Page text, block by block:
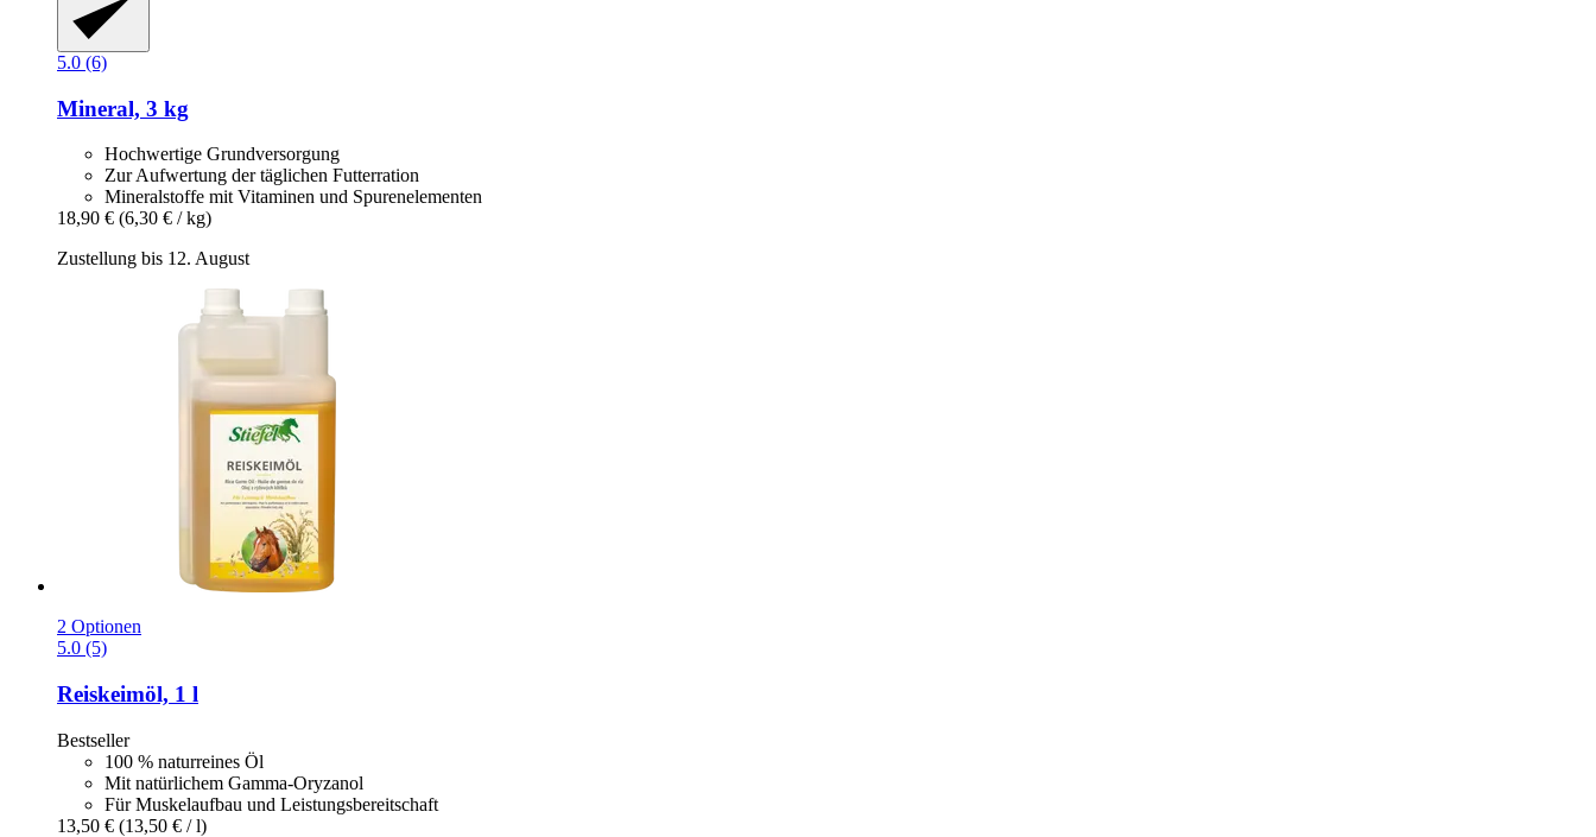
5.0 (6)
Mineral, 3 kg
Hochwertige Grundversorgung
Zur Aufwertung der täglichen Futterration
Mineralstoffe mit Vitaminen und Spurenelementen
18,90 € (6,30 € / kg)
Zustellung bis 12. August
2 Optionen
5.0 (5)
Reiskeimöl, 1 l
Bestseller
100 % naturreines Öl
Mit natürlichem Gamma-Oryzanol
Für Muskelaufbau und Leistungsbereitschaft
13,50 € (13,50 € / l)